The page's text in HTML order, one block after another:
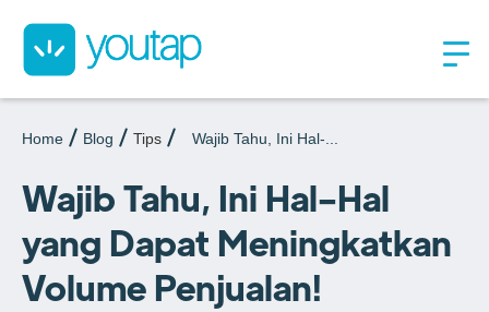
Home Blog Tips Wajib Tahu, Ini Hal-...
Wajib Tahu, Ini Hal-Hal
yang Dapat Meningkatkan
Volume Penjualan!